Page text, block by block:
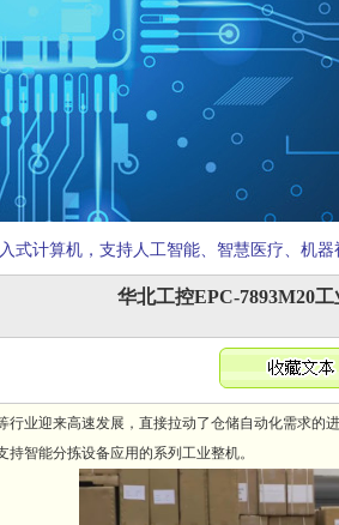
式计算机，支持人工智能、智慧医疗、机
华北工控EPC-7893M20
业迎来高速发展，直接拉动了仓储自动化需求的
智能分拣设备应用的系列工业整机。